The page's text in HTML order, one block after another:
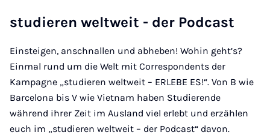
stu­die­ren welt­weit - der Pod­cast
Einsteigen, anschnallen und abheben! Wohin geht’s?
Einmal rund um die Welt mit Correspondents der
Kampagne „studieren weltweit – ERLEBE ES!“. Von B wie
Barcelona bis V wie Vietnam haben Studierende
während ihrer Zeit im Ausland viel erlebt und erzählen
euch im „studieren weltweit – der Podcast“ davon.